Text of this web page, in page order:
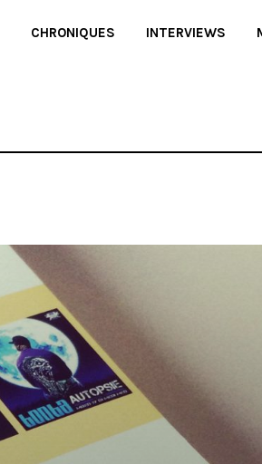
CHRONIQUES INTERVIEWS